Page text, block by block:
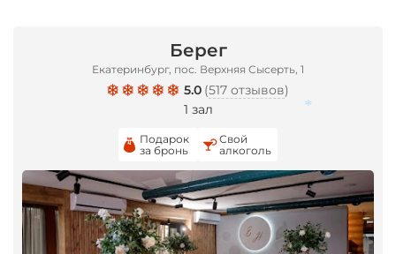
Берег
Екатеринбург, пос. Верхняя Сысерть, 1
5.0 (517 отзывов)
1 зал
Подарок
за бронь
Свой
алкоголь
*